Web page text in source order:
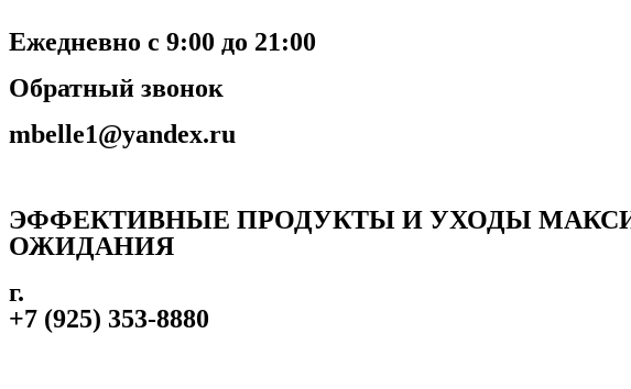
Ежедневно с 9:00 до 21:00
Обратный звонок
mbelle1@yandex.ru
ЭФФЕКТИВНЫЕ ПРОДУКТЫ И УХОДЫ
ОЖИДАНИЯ
г.
+7 (925) 353-8880